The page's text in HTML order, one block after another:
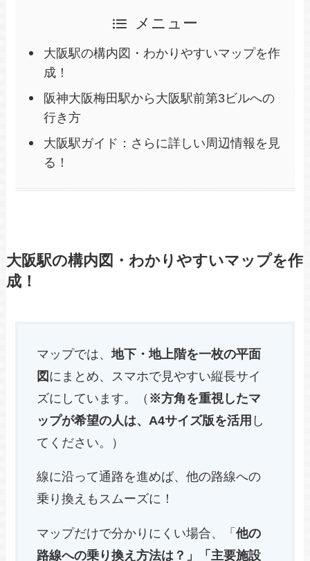
メニュー
大阪駅の構内図・わかりやすいマップを作
成！
阪神大阪梅田駅から大阪駅前第3ビルへの
行き方
大阪駅ガイド：さらに詳しい周辺情報を見
る！
大阪駅の構内図・わかりやすいマップを作
成！
マップでは、地下・地上階を一枚の平面
図 にまとめ、スマホで見やすい縦長サイ
ズにしています。（ ※方角を重視したマ
ップが希望の人は、A4サイズ版を活用 し
てください。）
線に沿って通路を進めば、他の路線への
乗り換えもスムーズに！
マップだけで分かりにくい場合、「他の
路線への乗り換え方法は？」「主要施設